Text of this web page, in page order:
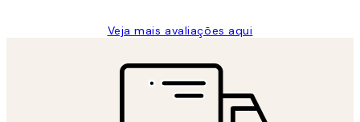
Veja mais avaliações aqui